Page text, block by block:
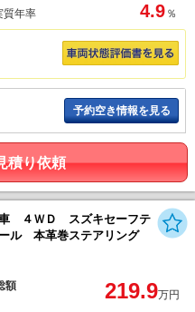
質年率 4.9 ％
予約空き情報を見る
積り依頼
４ＷＤ スズキセーフテ
ル 本革巻ステアリング
額 219.9万円